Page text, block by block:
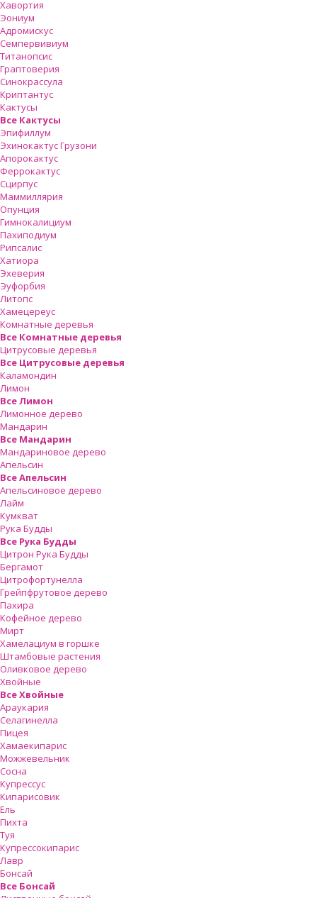
Хавортия
Эониум
Адромискус
Семпервивиум
Титанопсис
Граптоверия
Синокрассула
Криптантус
Кактусы
Все Кактусы
Эпифиллум
Эхинокактус Грузони
Апорокактус
Феррокактус
Сцирпус
Маммиллярия
Опунция
Гимнокалициум
Пахиподиум
Рипсалис
Хатиора
Эхеверия
Эуфорбия
Литопс
Хамецереус
Комнатные деревья
Все Комнатные деревья
Цитрусовые деревья
Все Цитрусовые деревья
Каламондин
Лимон
Все Лимон
Лимонное дерево
Мандарин
Все Мандарин
Мандариновое дерево
Апельсин
Все Апельсин
Апельсиновое дерево
Лайм
Кумкват
Рука Будды
Все Рука Будды
Цитрон Рука Будды
Бергамот
Цитрофортунелла
Грейпфрутовое дерево
Пахира
Кофейное дерево
Мирт
Хамелациум в горшке
Штамбовые растения
Оливковое дерево
Хвойные
Все Хвойные
Араукария
Селагинелла
Пицея
Хамаекипарис
Можжевельник
Сосна
Купрессус
Кипарисовик
Ель
Пихта
Туя
Купрессокипарис
Лавр
Бонсай
Все Бонсай